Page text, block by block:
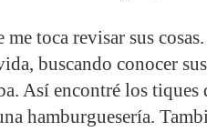
me toca revisar sus
buscando conocer
Así encontré los tiques
hamburguesería.